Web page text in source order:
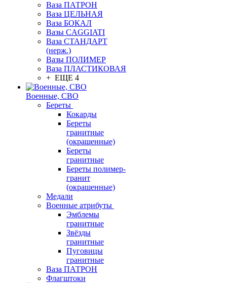
Ваза ПАТРОН
Ваза ЦЕЛЬНАЯ
Ваза БОКАЛ
Вазы CAGGIATI
Ваза СТАНДАРТ
(нерж.)
Вазы ПОЛИМЕР
Ваза ПЛАСТИКОВАЯ
+ ЕЩЕ 4
Военные, СВО
Береты
Кокарды
Береты
гранитные
(окрашенные)
Береты
гранитные
Береты полимер-
гранит
(окрашенные)
Медали
Военные атрибуты
Эмблемы
гранитные
Звёзды
гранитные
Пуговицы
гранитные
Ваза ПАТРОН
Флагштоки